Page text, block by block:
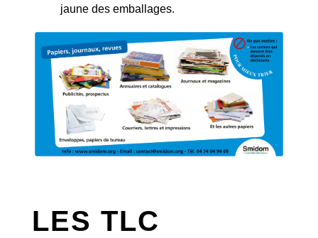
jaune des emballages.
LES TLC